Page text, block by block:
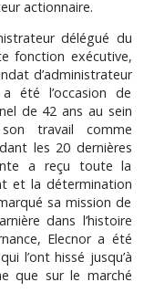
actionnaire.
délégué du
fonction exécutive,
d’administrateur
a été l’occasion de
de 42 ans au sein
travail comme
les 20 dernières
a reçu toute la
et la détermination
sa mission de
dans l’histoire
Elecnor a été
l’ont hissé jusqu’à
que sur le marché